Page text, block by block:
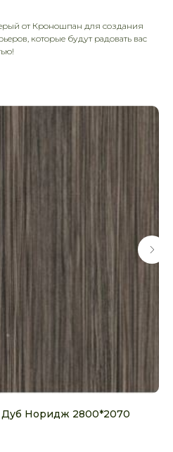
от Кроношпан для создания
которые будут радовать вас
Норидж 2800*2070